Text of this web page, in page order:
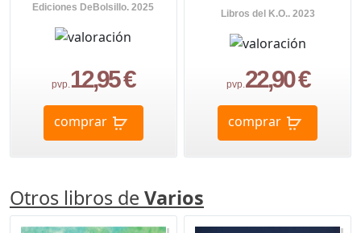
Ediciones DeBolsillo. 2025
pvp.12,95 €
comprar
Libros del K.O.. 2023
pvp.22,90 €
comprar
Otros libros de Varios